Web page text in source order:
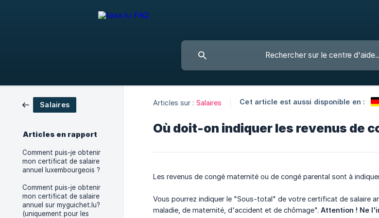
Salaires
Articles en rapport
Comment puis-je obtenir
mon certificat de salaire
annuel luxembourgeois ?
Comment puis-je obtenir
mon certificat de salaire
annuel sur myguichet.lu?
(uniquement pour les
Articles sur : Salaires Cet article est aussi disponible en :
Où doit-on indiquer les revenus de
Les revenus de congé maternité ou de congé parental sont à
Vous pourrez indiquer le "Sous-total" de votre certificat de salaire
maladie, de maternité, d'accident et de chômage". Attention ! Ne